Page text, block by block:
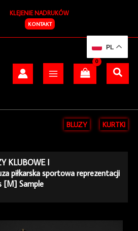
KLEJENIE NADRUKÓW
KONTAKT
BLUZY KURTKI
KLUBOWE I
piłkarska sportowa reprezentacji
[M] Sample
PL